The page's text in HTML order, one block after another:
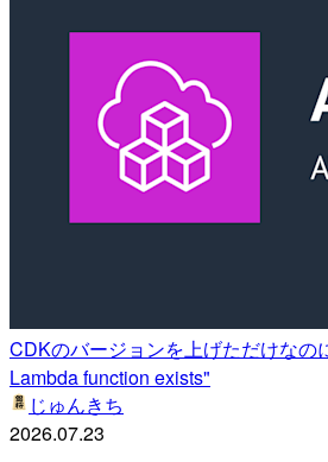
CDKのバージョンを上げただけなの
Lambda function exists"
じゅんきち
2026.07.23